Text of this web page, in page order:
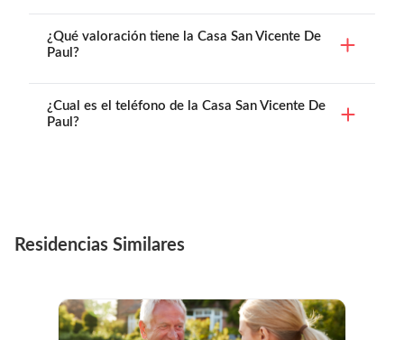
¿Qué valoración tiene la Casa San Vicente De
Paul?
¿Cual es el teléfono de la Casa San Vicente De
Paul?
Residencias Similares